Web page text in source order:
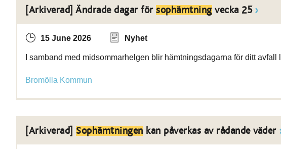
[Arkiverad] Ändrade dagar för sophämtning vecka 25
15 June 2026 Nyhet
I samband med midsommarhelgen blir hämtningsdagarna för ditt avfall
Bromölla Kommun
[Arkiverad] Sophämtningen kan påverkas av rådande väder